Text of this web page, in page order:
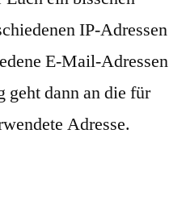
IP-Adressen
E-Mail-Adressen
geht dann an die für
Adresse.